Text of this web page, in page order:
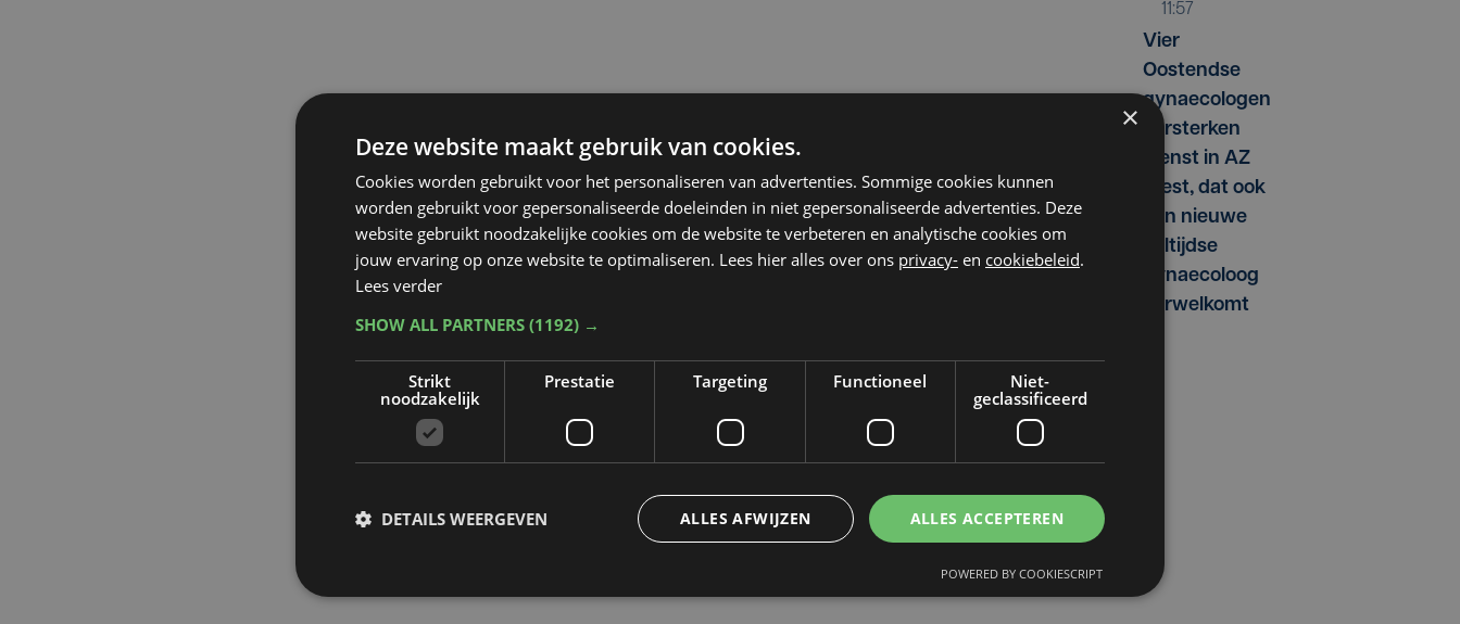
11:57
Vier
Oostendse
gynaecologen
versterken
dienst in AZ
West, dat ook
een nieuwe
voltijdse
gynaecoloog
verwelkomt
×
Deze website maakt gebruik van cookies.
Cookies worden gebruikt voor het personaliseren van advertenties. Sommige cookies kunnen
worden gebruikt voor gepersonaliseerde doeleinden in niet gepersonaliseerde advertenties. Deze
website gebruikt noodzakelijke cookies om de website te verbeteren en analytische cookies om
jouw ervaring op onze website te optimaliseren. Lees hier alles over ons privacy- en cookiebeleid.
Lees verder
SHOW ALL PARTNERS (1192) →
Strikt
noodzakelijk
Prestatie Targeting Functioneel
Niet-
geclassificeerd
ALLES ACCEPTEREN
ALLES AFWIJZEN
DETAILS WEERGEVEN
POWERED BY COOKIESCRIPT